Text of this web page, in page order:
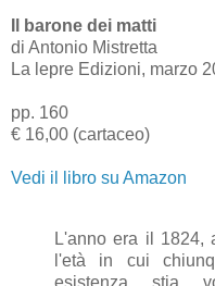
Il barone dei matti
di Antonio Mistretta
La lepre Edizioni, marzo
pp. 160
€ 16,00 (cartaceo)
Vedi il libro su Amazon
L'anno era il 1824,
l'età in cui
esistenza stia